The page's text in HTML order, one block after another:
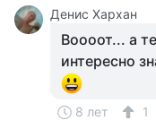
Денис Хархан
Воооот... а
интересно
8 лет 1